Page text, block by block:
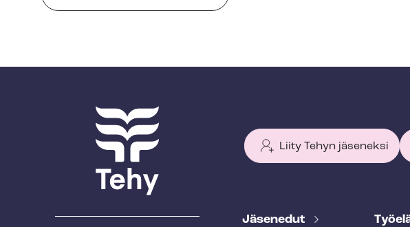
Liity Tehyn jäseneksi
T
Jäsenedut